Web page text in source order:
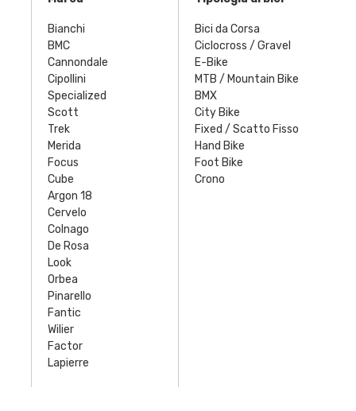
Bianchi
BMC
Cannondale
Cipollini
Specialized
Scott
Trek
Merida
Focus
Cube
Argon 18
Cervelo
Colnago
De Rosa
Look
Orbea
Pinarello
Fantic
Wilier
Factor
Lapierre
Bici da Corsa
Ciclocross / Gravel
E-Bike
MTB / Mountain Bike
BMX
City Bike
Fixed / Scatto Fisso
Hand Bike
Foot Bike
Crono